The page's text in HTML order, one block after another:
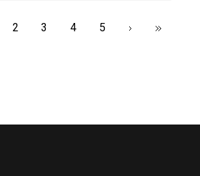
2 3 4 5